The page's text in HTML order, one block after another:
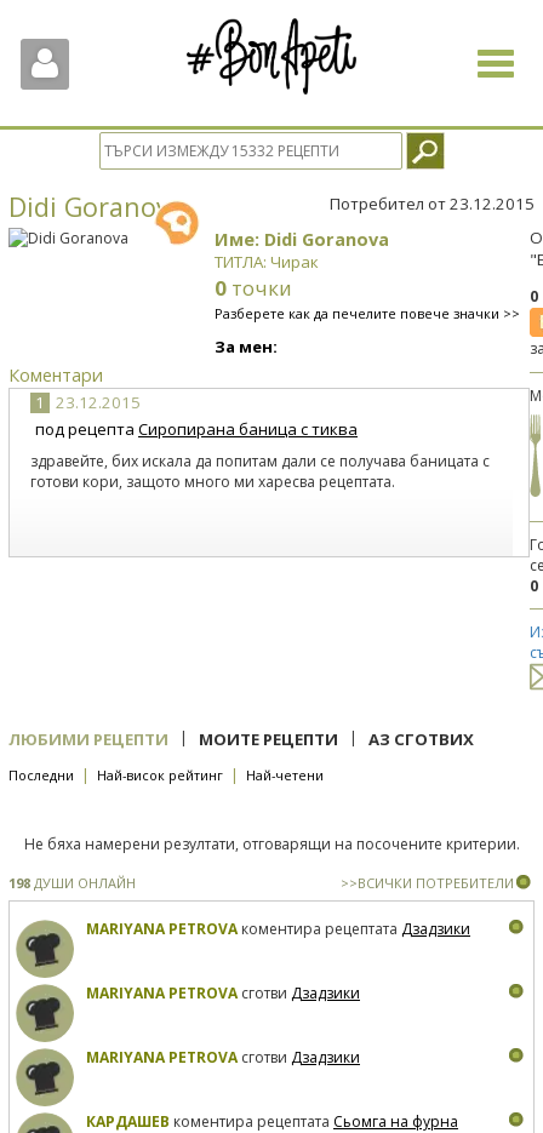
Toggle
Didi Goranova Потребител от 23.12.2015
Име: Didi Goranova
ТИТЛА: Чирак
0 точки
Разберете как да печелите повече значки >>
За мен:
Коментари
1
23.12.2015
под рецепта Сиропирана баница с тиква
здравейте, бих искала да попитам дали се получава баницата с
готови кори, защото много ми харесва рецептата.
0
ЛЮБИМИ РЕЦЕПТИ | МОИТЕ РЕЦЕПТИ | АЗ СГОТВИХ
Последни | Най-висок рейтинг | Най-четени
Не бяха намерени резултати, отговарящи на посочените критерии.
198 ДУШИ ОНЛАЙН >>ВСИЧКИ ПОТРЕБИТЕЛИ
MARIYANA PETROVAкоментира рецептата Дзадзики
MARIYANA PETROVAсготви Дзадзики
MARIYANA PETROVAсготви Дзадзики
КАРДАШЕВ коментира рецептата Сьомга на фурна